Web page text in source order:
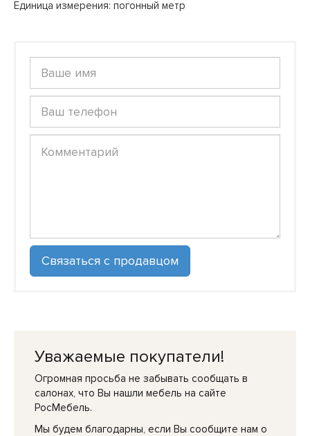
Единица измерения: погонный метр
Уважаемые покупатели!
Огромная просьба не забывать сообщать в
салонах, что Вы нашли мебель на сайте
РосМебель.
Мы будем благодарны, если Вы сообщите нам о